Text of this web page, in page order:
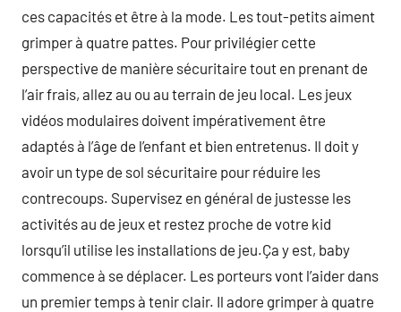
ces capacités et être à la mode. Les tout-petits aiment
grimper à quatre pattes. Pour privilégier cette
perspective de manière sécuritaire tout en prenant de
l’air frais, allez au ou au terrain de jeu local. Les jeux
vidéos modulaires doivent impérativement être
adaptés à l’âge de l’enfant et bien entretenus. Il doit y
avoir un type de sol sécuritaire pour réduire les
contrecoups. Supervisez en général de justesse les
activités au de jeux et restez proche de votre kid
lorsqu’il utilise les installations de jeu.Ça y est, baby
commence à se déplacer. Les porteurs vont l’aider dans
un premier temps à tenir clair. Il adore grimper à quatre